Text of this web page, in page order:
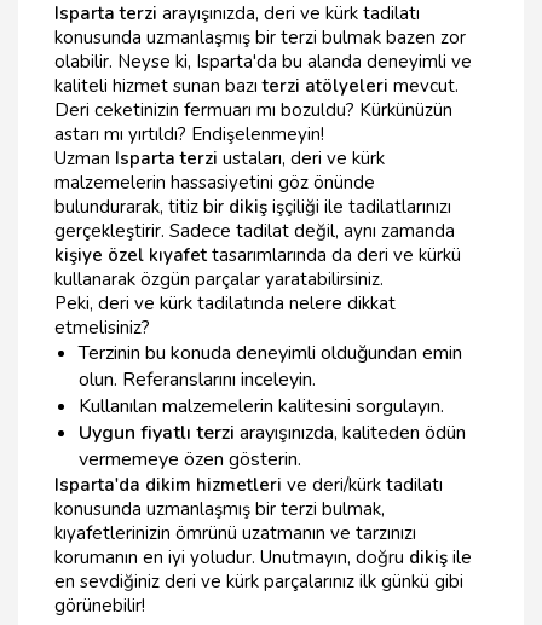
Isparta terzi arayışınızda, deri ve kürk tadilatı
konusunda uzmanlaşmış bir terzi bulmak bazen zor
olabilir. Neyse ki, Isparta'da bu alanda deneyimli ve
kaliteli hizmet sunan bazıterzi atölyeleri mevcut.
Deri ceketinizin fermuarı mı bozuldu? Kürkünüzün
astarı mı yırtıldı? Endişelenmeyin!
Uzman Isparta terzi ustaları, deri ve kürk
malzemelerin hassasiyetini göz önünde
bulundurarak, titiz bir dikiş işçiliği ile tadilatlarınızı
gerçekleştirir. Sadece tadilat değil, aynı zamanda
kişiye özel kıyafet tasarımlarında da deri ve kürkü
kullanarak özgün parçalar yaratabilirsiniz.
Peki, deri ve kürk tadilatında nelere dikkat
etmelisiniz?
Terzinin bu konuda deneyimli olduğundan emin
olun. Referanslarını inceleyin.
Kullanılan malzemelerin kalitesini sorgulayın.
Uygun fiyatlı terzi arayışınızda, kaliteden ödün
vermemeye özen gösterin.
Isparta'da dikim hizmetleri ve deri/kürk tadilatı
konusunda uzmanlaşmış bir terzi bulmak,
kıyafetlerinizin ömrünü uzatmanın ve tarzınızı
korumanın en iyi yoludur. Unutmayın, doğru dikiş ile
en sevdiğiniz deri ve kürk parçalarınız ilk günkü gibi
görünebilir!